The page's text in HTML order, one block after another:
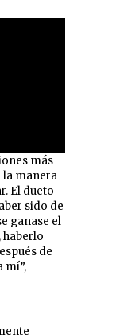
más
la manera
El dueto
sido de
ganase el
haberlo
de
mí”,